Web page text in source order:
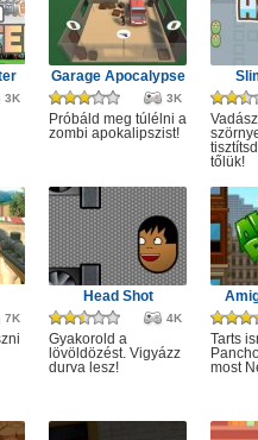
3K
Garage Apocalypse
3K
Próbáld meg túlélni a
zombi apokalipszist!
tőlük!
7K
Head Shot
4K
Gyakorold a
lövöldözést. Vigyázz
durva lesz!
Tarts
most